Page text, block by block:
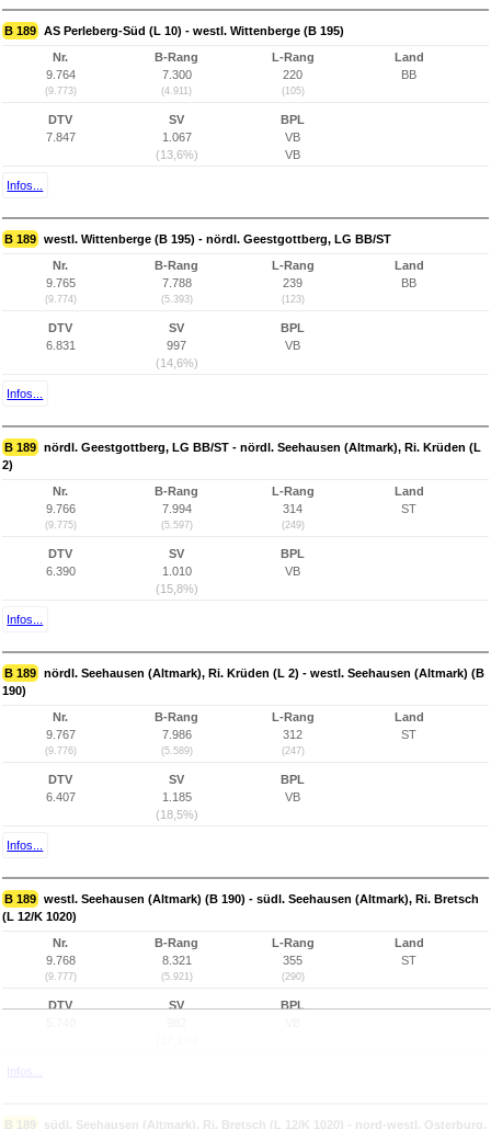
B 189 AS Perleberg-Süd (L 10) - westl. Wittenberge (B 195)
Nr.
9.764
(9.773)
B-Rang
7.300
(4.911)
L-Rang
220
(105)
Land
BB
DTV
7.847
SV
1.067
(13,6%)
BPL
VB
VB
Infos...
B 189 westl. Wittenberge (B 195) - nördl. Geestgottberg, LG BB/ST
Nr.
9.765
(9.774)
B-Rang
7.788
(5.393)
L-Rang
239
(123)
Land
BB
DTV
6.831
SV
997
(14,6%)
BPL
VB
Infos...
B 189 nördl. Geestgottberg, LG BB/ST - nördl. Seehausen (Altmark), Ri. Krüden (L
2)
Nr.
9.766
(9.775)
B-Rang
7.994
(5.597)
L-Rang
314
(249)
Land
ST
DTV
6.390
SV
1.010
(15,8%)
BPL
VB
Infos...
B 189 nördl. Seehausen (Altmark), Ri. Krüden (L 2) - westl. Seehausen (Altmark) (B
190)
Nr.
9.767
(9.776)
B-Rang
7.986
(5.589)
L-Rang
312
(247)
Land
ST
DTV
6.407
SV
1.185
(18,5%)
BPL
VB
Infos...
B 189 westl. Seehausen (Altmark) (B 190) - südl. Seehausen (Altmark), Ri. Bretsch
(L 12/K 1020)
Nr.
9.768
(9.777)
B-Rang
8.321
(5.921)
L-Rang
355
(290)
Land
ST
DTV
SV
BPL
Infos...
B 189 südl. Seehausen (Altmark), Ri. Bretsch (L 12/K 1020) - nord-westl. Osterburg,